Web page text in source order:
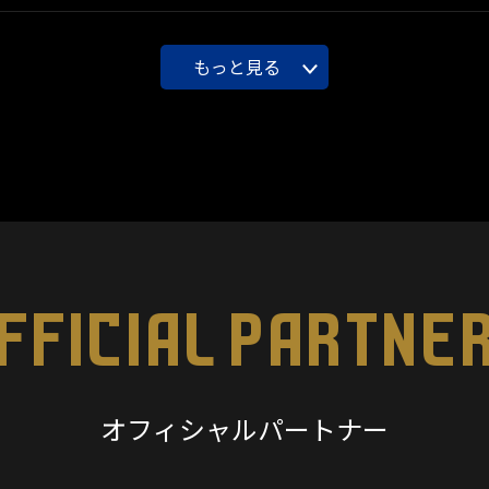
もっと見る
オフィシャルパートナー